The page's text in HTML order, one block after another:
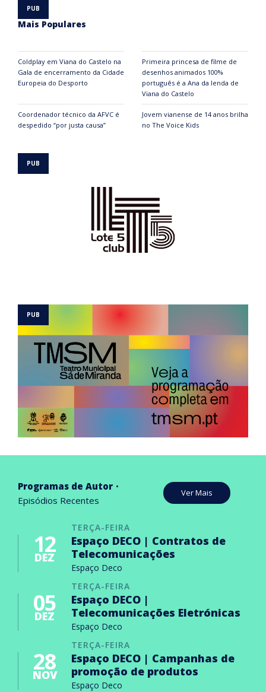
Mais Populares
Coldplay em Viana do Castelo na
Gala de encerramento da Cidade
Europeia do Desporto
Primeira princesa de filme de
desenhos animados 100%
português é a Ana da lenda de
Viana do Castelo
Coordenador técnico da AFVC é
despedido “por justa causa”
Jovem vianense de 14 anos brilha
no The Voice Kids
Programas de Autor
Episódios Recentes
Ver Mais
TERÇA-FEIRA
12
DEZ
Espaço DECO | Contratos de
Telecomunicações
Espaço Deco
TERÇA-FEIRA
05
DEZ
Espaço DECO |
Telecomunicações Eletrónicas
Espaço Deco
TERÇA-FEIRA
28
NOV
Espaço DECO | Campanhas de
promoção de produtos
Espaço Deco